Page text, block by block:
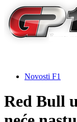
Novosti F1
Red Bull